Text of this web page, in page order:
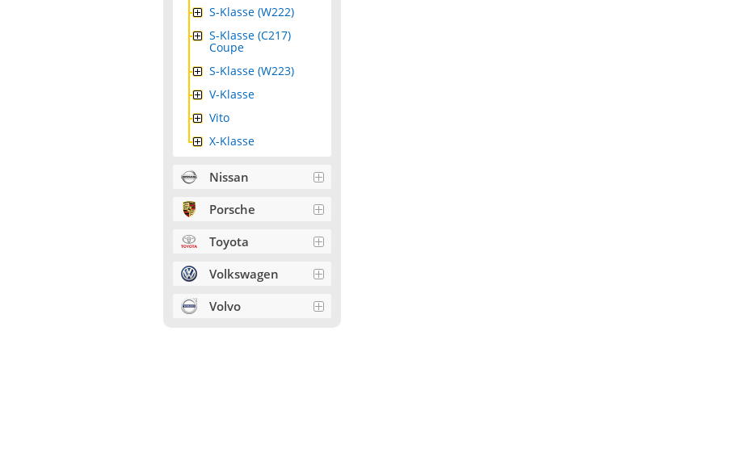
S-Klasse (W222)
S-Klasse (C217)
Coupe
S-Klasse (W223)
V-Klasse
Vito
X-Klasse
Nissan
Porsche
Toyota
Volkswagen
Volvo